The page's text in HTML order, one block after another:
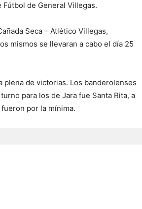
de General Villegas.
Seca – Atlético Villegas,
mismos se llevaran a cabo el día 25
de victorias. Los banderolenses
para los de Jara fue Santa Rita, a
por la mínima.